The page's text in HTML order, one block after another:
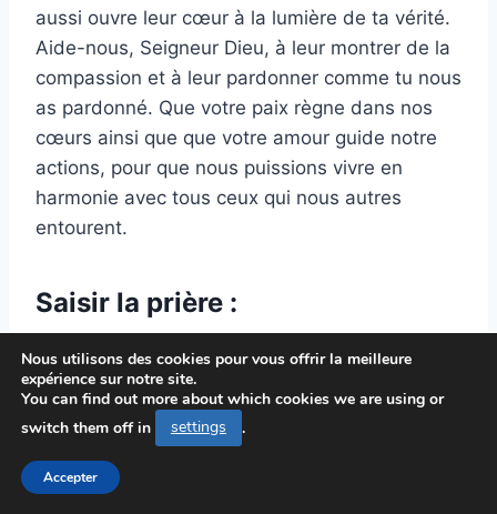
aussi ouvre leur cœur à la lumière de ta vérité.
Aide-nous, Seigneur Dieu, à leur montrer de la
compassion et à leur pardonner comme tu nous
as pardonné. Que votre paix règne dans nos
cœurs ainsi que que votre amour guide notre
actions, pour que nous puissions vivre en
harmonie avec tous ceux qui nous autres
entourent.
Saisir la prière :
Finalement, l’ invocation nous souviens notre
mission tel que progéniture de Dieu : être des
observateurs de sa clarté et de son
attachement dans l’ ère touchée aux ténèbres.
À travers nos paroles et nos actions, nous
répandons le message de la sérénité et de la
Nous utilisons des cookies pour vous offrir la meilleure
expérience sur notre site.
You can find out more about which cookies we are using or
switch them off in
settings .
Accepter